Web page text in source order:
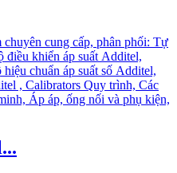
cung cấp, phân phối: Tự
điều khiển áp suất Additel,
chuẩn áp suất số Additel,
, Calibrators Quy trình, Các
Áp áp, ống nối và phụ kiện,